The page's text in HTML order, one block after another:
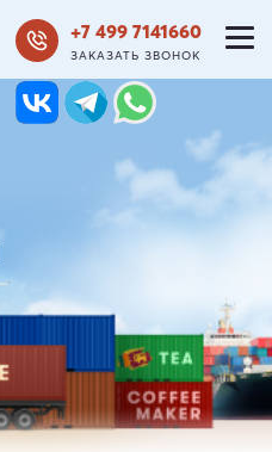
+7 499 7141660
ЗАКАЗАТЬ ЗВОНОК